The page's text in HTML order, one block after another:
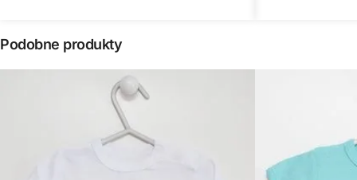
Podobne produkty